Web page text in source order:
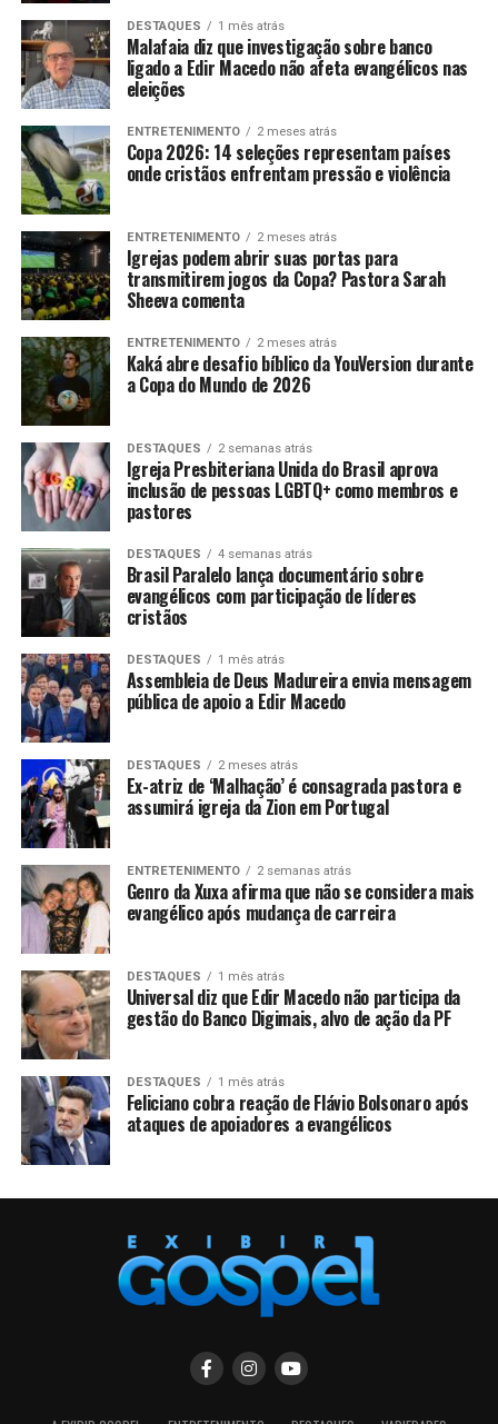
DESTAQUES 1 mês atrás
Malafaia diz que investigação sobre banco
ligado a Edir Macedo não afeta evangélicos nas
eleições
ENTRETENIMENTO 2 meses atrás
Copa 2026: 14 seleções representam países
onde cristãos enfrentam pressão e violência
ENTRETENIMENTO 2 meses atrás
Igrejas podem abrir suas portas para
transmitirem jogos da Copa? Pastora Sarah
Sheeva comenta
ENTRETENIMENTO 2 meses atrás
Kaká abre desafio bíblico da YouVersion durante
a Copa do Mundo de 2026
DESTAQUES 2 semanas atrás
Igreja Presbiteriana Unida do Brasil aprova
inclusão de pessoas LGBTQ+ como membros e
pastores
DESTAQUES 4 semanas atrás
Brasil Paralelo lança documentário sobre
evangélicos com participação de líderes
cristãos
DESTAQUES 1 mês atrás
Assembleia de Deus Madureira envia mensagem
pública de apoio a Edir Macedo
DESTAQUES 2 meses atrás
Ex-atriz de ‘Malhação’ é consagrada pastora e
assumirá igreja da Zion em Portugal
ENTRETENIMENTO 2 semanas atrás
Genro da Xuxa afirma que não se considera mais
evangélico após mudança de carreira
DESTAQUES 1 mês atrás
Universal diz que Edir Macedo não participa da
gestão do Banco Digimais, alvo de ação da PF
DESTAQUES 1 mês atrás
Feliciano cobra reação de Flávio Bolsonaro após
ataques de apoiadores a evangélicos